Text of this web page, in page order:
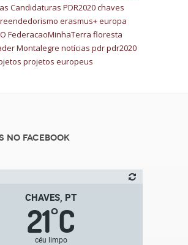
Candidaturas PDR2020chaves
erasmus+europa
FederacaoMinhaTerra floresta
Montalegre notícias pdrpdr2020
projetos europeus
no Facebook
CHAVES, PT
21°C
céu limpo